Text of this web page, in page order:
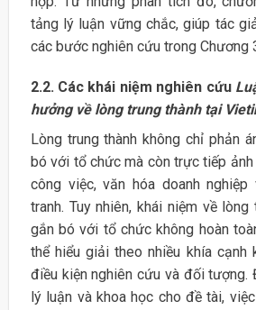
tảng lý luận vững chắc, giúp tác
các bước nghiên cứu trong Chương
2.2. Các khái niệm nghiên cứu
hưởng về lòng trung thành tại
Lòng trung thành không chỉ phản
bó với tổ chức mà còn trực tiếp
công việc, văn hóa doanh
tranh. Tuy nhiên, khái niệm về
gắn bó với tổ chức không hoàn
thể hiểu giải theo nhiều khía cạnh
điều kiện nghiên cứu và đối tượng.
lý luận và khoa học cho đề tài,